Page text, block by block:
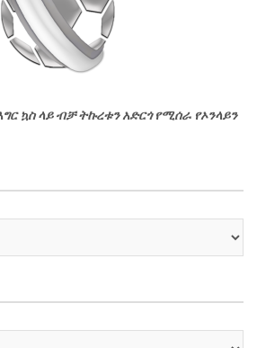
ኳስ ላይ ብቻ ትኩረቱን አድርጎ የሚሰራ የኦንላይን